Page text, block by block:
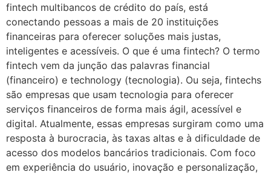
fintech multibancos de crédito do país, está
conectando pessoas a mais de 20 instituições
financeiras para oferecer soluções mais justas,
inteligentes e acessíveis. O que é uma fintech? O termo
fintech vem da junção das palavras financial
(financeiro) e technology (tecnologia). Ou seja, fintechs
são empresas que usam tecnologia para oferecer
serviços financeiros de forma mais ágil, acessível e
digital. Atualmente, essas empresas surgiram como uma
resposta à burocracia, às taxas altas e à dificuldade de
acesso dos modelos bancários tradicionais. Com foco
em experiência do usuário, inovação e personalização,